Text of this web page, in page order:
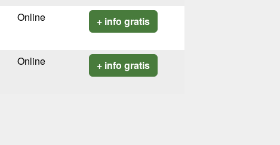
Online + info gratis
Online + info gratis